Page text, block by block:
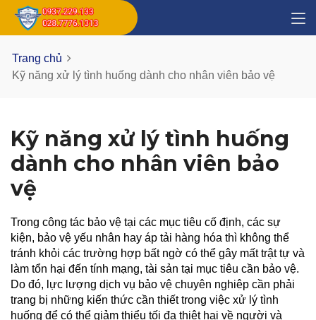
Trang chủ
Kỹ năng xử lý tình huống dành cho nhân viên bảo vệ
Kỹ năng xử lý tình huống
dành cho nhân viên bảo
vệ
Trong công tác bảo vệ tại các mục tiêu cố định, các sự
kiện, bảo vệ yếu nhân hay áp tải hàng hóa thì không thể
tránh khỏi các trường hợp bất ngờ có thể gây mất trật tự và
làm tổn hại đến tính mạng, tài sản tại mục tiêu cần bảo vệ.
Do đó, lực lượng dịch vụ bảo vệ chuyên nghiêp cần phải
trang bị những kiến thức cần thiết trong việc xử lý tình
huống để có thể giảm thiểu tối đa thiệt hại về người và